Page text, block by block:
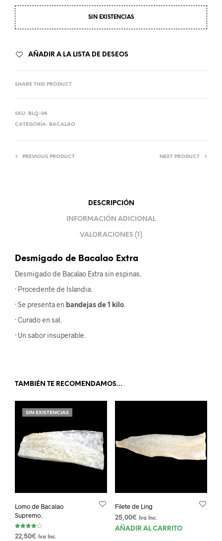
SIN EXISTENCIAS
AÑADIR A LA LISTA DE DESEOS
SHARE THIS PRODUCT
SKU: BLQ-04
CATEGORÍA: BACALAO
PREVIOUS PRODUCT NEXT PRODUCT
DESCRIPCIÓN
INFORMACIÓN ADICIONAL
VALORACIONES (1)
Desmigado de Bacalao Extra
Desmigado de Bacalao Extra sin espinas.
· Procedente de Islandia.
· Se presenta en bandejas de 1 kilo.
· Curado en sal.
· Un sabor insuperable.
TAMBIÉN TE RECOMENDAMOS…
SIN EXISTENCIAS
Lomo de Bacalao
Supremo.
Valorado
con
22,50€ Iva Inc.
Filete de Ling
25,00€ Iva Inc.
AÑADIR AL CARRITO